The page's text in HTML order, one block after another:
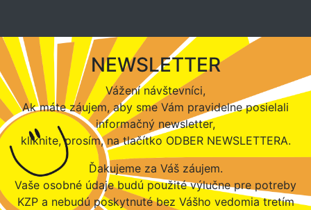
NEWSLETTER
Vážení návštevníci,
Ak máte záujem, aby sme Vám pravidelne posielali
informačný newsletter,
kliknite, prosím, na tlačítko ODBER NEWSLETTERA.
Ďakujeme za Váš záujem.
Vaše osobné údaje budú použité výlučne pre potreby
KZP a nebudú poskytnuté bez Vášho vedomia tretím